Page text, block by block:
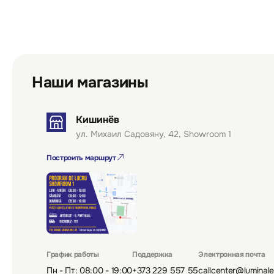
Наши магазины
Кишинёв
ул. Михаил Садовяну, 42, Showroom 1
Построить маршрут
График работы
Пн - Пт: 08:00 - 19:00
Поддержка
+373 229 557 55
Электронная почта